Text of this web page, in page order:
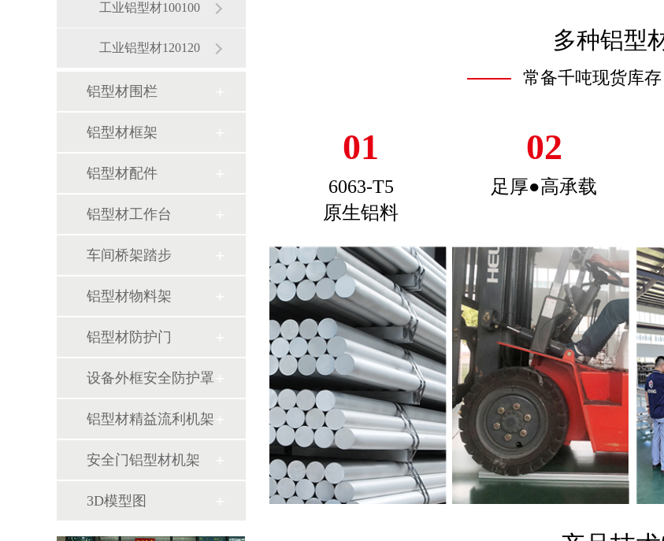
工业铝型材100100
工业铝型材120120
铝型材围栏
铝型材框架
铝型材配件
铝型材工作台
车间桥架踏步
铝型材物料架
铝型材防护门
设备外框安全防护罩
铝型材精益流利机架
安全门铝型材机架
3D模型图
多种铝型
常备千吨现货库
01
6063-T5
原生铝料
02
足厚●高承载